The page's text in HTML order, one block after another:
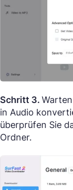
Schritt 3.
in Audio
überprüfen Sie
Ordner.